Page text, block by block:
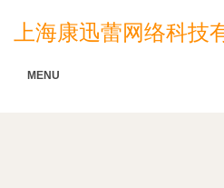
上海康迅蕾网络科技
MENU